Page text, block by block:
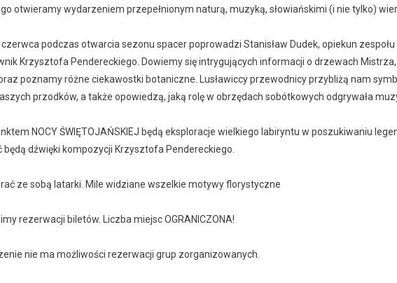
otwieramy wydarzeniem przepełnionym naturą, muzyką, słowiańskimi (i nie tylko)
czerwca podczas otwarcia sezonu spacer poprowadzi Stanisław Dudek, opiekun
Krzysztofa Pendereckiego. Dowiemy się intrygujących informacji o drzewach
poznamy różne ciekawostki botaniczne. Lusławiccy przewodnicy przybliżą nam
przodków, a także opowiedzą, jaką rolę w obrzędach sobótkowych odgrywała
NOCY ŚWIĘTOJAŃSKIEJ będą eksploracje wielkiego labiryntu w poszukiwaniu
dźwięki kompozycji Krzysztofa Pendereckiego.
ze sobą latarki. Mile widziane wszelkie motywy florystyczne
rezerwacji biletów. Liczba miejsc OGRANICZONA!
nie ma możliwości rezerwacji grup zorganizowanych.